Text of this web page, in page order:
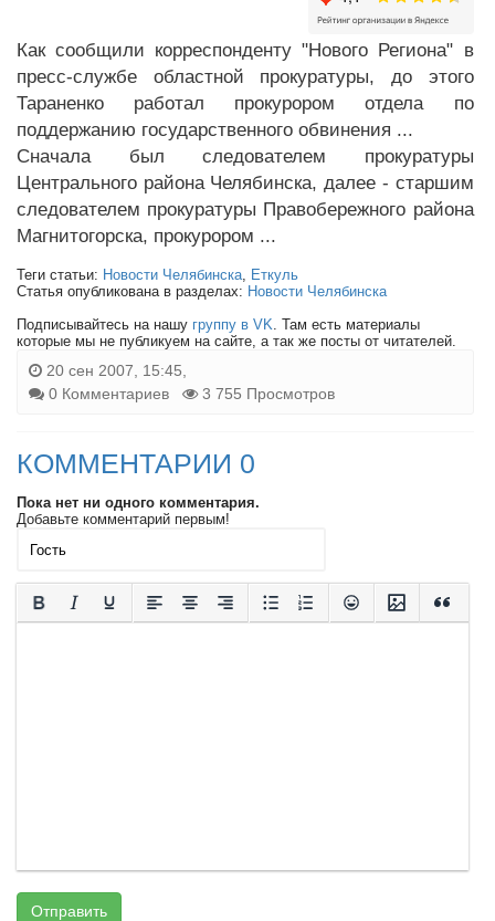
Как сообщили корреспонденту "Нового Региона" в
пресс-службе областной прокуратуры, до этого
Тараненко работал прокурором отдела по
поддержанию государственного обвинения ...
Сначала был следователем прокуратуры
Центрального района Челябинска, далее - старшим
следователем прокуратуры Правобережного района
Магнитогорска, прокурором ...
Теги статьи: Новости Челябинска, Еткуль
Статья опубликована в разделах: Новости Челябинска
Подписывайтесь на нашу группу в VK. Там есть материалы
которые мы не публикуем на сайте, а так же посты от читателей.
20 сен 2007, 15:45,
0 Комментариев
3 755 Просмотров
КОММЕНТАРИИ 0
Пока нет ни одного комментария.
Добавьте комментарий первым!
Отправить